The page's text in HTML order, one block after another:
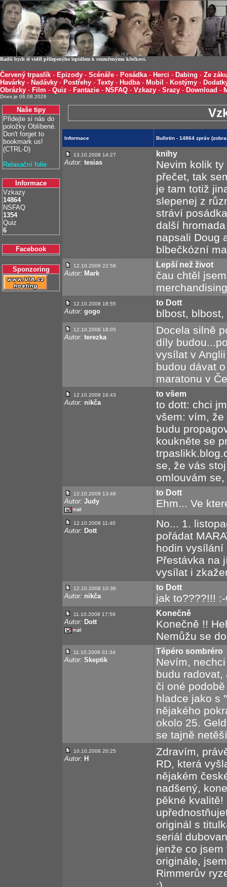
Radši bych tě viděl přilepenýho lepidlem k rozzuřenýmu křečkovi.
Červený trpaslík - Epizody - Scénáře - Posádka- Herci - Dabing - Ze
Havárky - Nadávky - Postřehy - Texty - Hudba- Mobil - Kostýmy -
Obrázky - Film - Quiz - Fantazie - NSFAQ - Vzkazy - Srazy - Download -
Dnes je 06.08.2026
Naše tipy
Přidejte si nás do
položky Oblíbené.
Don't forget to
bookmark us!
(CTRL-D)
Relaxační folie
Informace
Vzkazy
14864
NSFAQ
1354
Quiz
6
Facebook
Sponzoring
Informace Bulletin - 14864 zpráv
13.10.2008 14:27
Autor: tesias
knihy
Nevim kolik
přečet, tak
je tam totiž
slepenej z
stráví
další
napsali Doug
blbečkózní
12.10.2008 22:58
Autor: Mark
Lepší než život
čau chtěl
12.10.2008 18:55
Autor: gogo
to Dott
blbost, blbost,
12.10.2008 18:05
Autor: terezka
Docela silně
díly
vysílat v
budou dávat
maratonu v
12.10.2008 16:43
Autor: nikča
to všem
to dott: chci
všem: vím, že
budu
koukněte se
se, že vás
omlouvám
12.10.2008 13:48
Autor: Judy
to Dott
Ehm... Ve
12.10.2008 11:40
Autor: Dott
No... 1.
pořádat
hodin vysílání
Přestávka na
vysílat i
12.10.2008 10:36
Autor: nikča
to Dott
jak to????!!!
11.10.2008 17:59
Autor: Dott
Konečně
Konečně !!
Nemůžu se
11.10.2008 01:34
Autor: Skeptik
Těpéro sombréro
Nevím,
budu
či oné
hladce jako s
nějakého
okolo 25.
se tajně
10.10.2008 20:25
Autor: H
Zdravím,
RD, která
nějakém
nadšený,
pěkné
originál s
seriál
jenže co
originále,
Rimmerův